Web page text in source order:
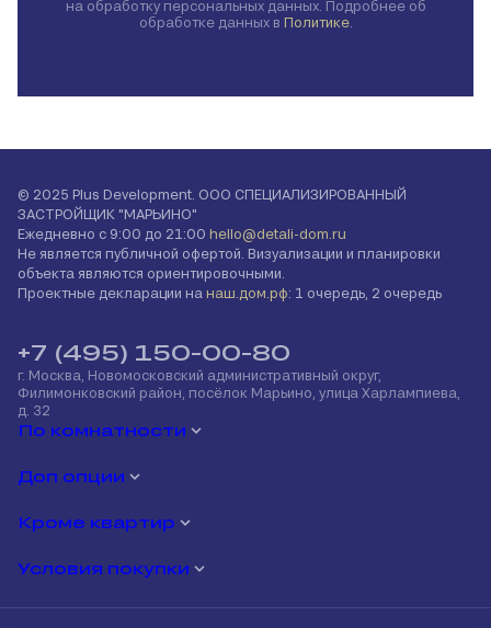
на обработку персональных данных. Подробнее об
обработке данных в Политике.
© 2025 Plus Development. ООО СПЕЦИАЛИЗИРОВАННЫЙ
ЗАСТРОЙЩИК "МАРЬИНО"
Ежедневно с 9:00 до 21:00 hello@detali-dom.ru
Не является публичной офертой. Визуализации и планировки
объекта являются ориентировочными.
Проектные декларации на наш.дом.рф: 1 очередь, 2 очередь
По комнатности
Доп опции
Кроме квартир
Условия покупки
+7 (495) 150-00-80
г. Москва, Новомосковский административный округ,
Филимонковский район, посёлок Марьино, улица Харлампиева,
д. 32